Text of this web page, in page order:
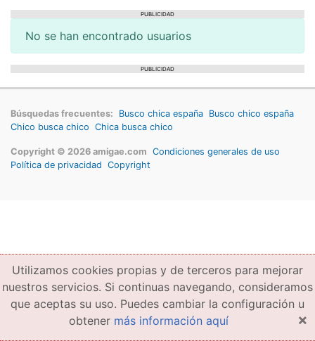
PUBLICIDAD
No se han encontrado usuarios
PUBLICIDAD
Búsquedas frecuentes: Busco chica españa Busco chico españa
Chico busca chico Chica busca chico
Copyright © 2026 amigae.com Condiciones generales de uso
Política de privacidad Copyright
Utilizamos cookies propias y de terceros para mejorar
nuestros servicios. Si continuas navegando, consideramos
que aceptas su uso. Puedes cambiar la configuración u
obtener más información aquí ×